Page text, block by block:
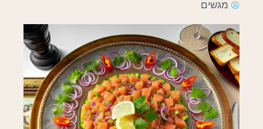
מגשים